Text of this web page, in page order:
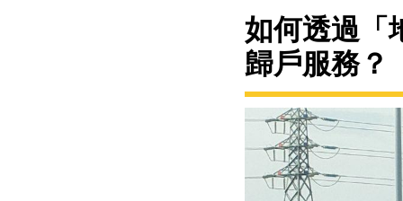
如何透過「
歸戶服務？